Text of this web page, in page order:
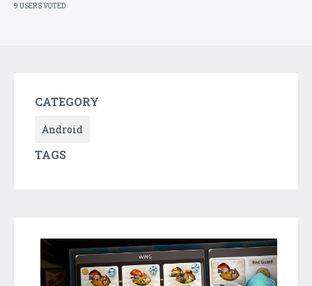
9 USERS VOTED
CATEGORY
Android
TAGS